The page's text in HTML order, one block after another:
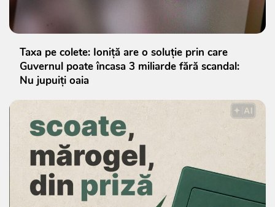
Taxa pe colete: Ioniță are o soluție prin care
Guvernul poate încasa 3 miliarde fără scandal:
Nu jupuiți oaia